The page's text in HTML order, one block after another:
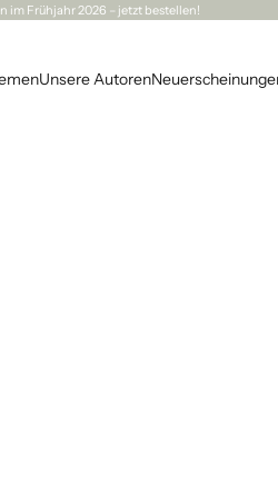
im Frühjahr 2026 – jetzt bestellen!
Unsere Autoren